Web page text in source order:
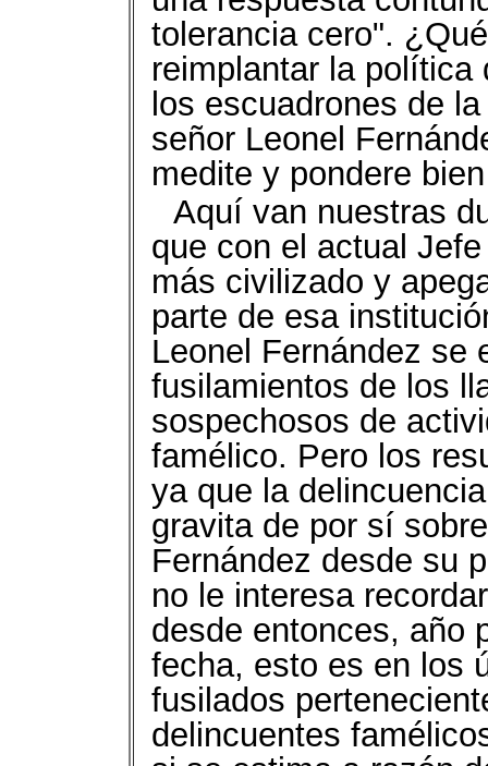
tolerancia cero".
reimplantar la política
los escuadrones de
señor Leonel
medite y pondere
Aquí van nuestras
que con el actual
más civilizado y
parte de esa
Leonel Fernández se
fusilamientos de los
sospechosos de
famélico. Pero los
ya que la
gravita de por sí
Fernández desde su
no le interesa
desde entonces, año
fecha, esto es en los
fusilados
delincuentes